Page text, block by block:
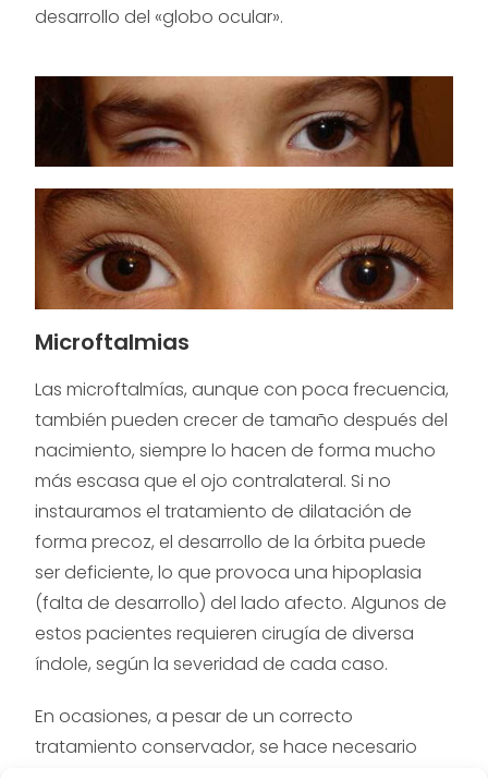
desarrollo del «globo ocular».
Microftalmias
Las microftalmías, aunque con poca frecuencia,
también pueden crecer de tamaño después del
nacimiento, siempre lo hacen de forma mucho
más escasa que el ojo contralateral. Si no
instauramos el tratamiento de dilatación de
forma precoz, el desarrollo de la órbita puede
ser deficiente, lo que provoca una hipoplasia
(falta de desarrollo) del lado afecto. Algunos de
estos pacientes requieren cirugía de diversa
índole, según la severidad de cada caso.
En ocasiones, a pesar de un correcto
tratamiento conservador, se hace necesario